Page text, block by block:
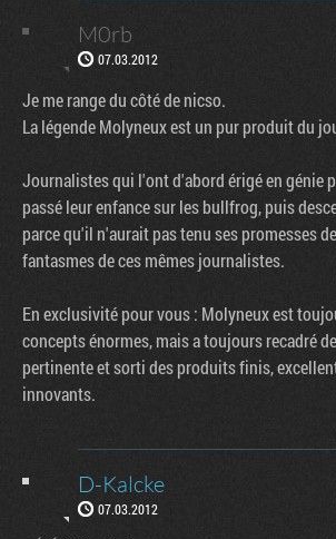
M0rb
07.03.2012
Je me range du côté de nicso.
La légende Molyneux est un pur produit du
Journalistes qui l'ont d'abord érigé en génie
passé leur enfance sur les bullfrog, puis
parce qu'il n'aurait pas tenu ses promesses
fantasmes de ces mêmes journalistes.
En exclusivité pour vous : Molyneux est
concepts énormes, mais a toujours recadré
pertinente et sorti des produits finis,
innovants.
D-Kalcke
07.03.2012